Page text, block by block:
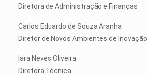
Diretora de Administração e Finanças
Carlos Eduardo de Souza Aranha
Diretor de Novos Ambientes de Inovação
Iara Neves Oliveira
Diretora Técnica